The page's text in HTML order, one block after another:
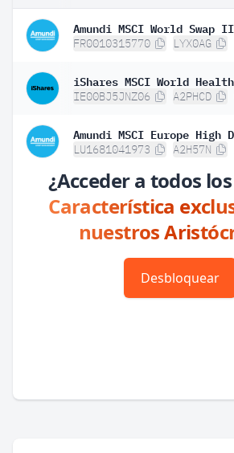
Amundi MSCI World Swap
FR0010315770 LYX0AG
IE00BJ5JNZ06 A2PHCD
LU1681041973 A2H57N
¿Acceder a todos los
Característica
nuestros
Desbloquear